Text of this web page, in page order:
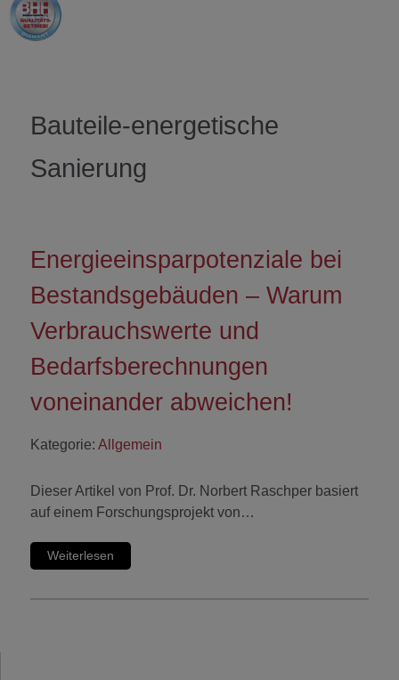
Bauteile-energetische
Sanierung
Energieeinsparpotenziale bei
Bestandsgebäuden – Warum
Verbrauchswerte und
Bedarfsberechnungen
voneinander abweichen!
Kategorie: Allgemein
Dieser Artikel von Prof. Dr. Norbert Raschper basiert
auf einem Forschungsprojekt von…
Weiterlesen